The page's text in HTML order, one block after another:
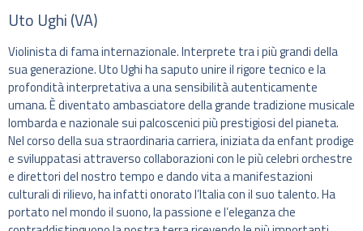
Uto Ughi (VA)
Violinista di fama internazionale. Interprete tra i più grandi della
sua generazione. Uto Ughi ha saputo unire il rigore tecnico e la
profondità interpretativa a una sensibilità autenticamente
umana. È diventato ambasciatore della grande tradizione musicale
lombarda e nazionale sui palcoscenici più prestigiosi del pianeta.
Nel corso della sua straordinaria carriera, iniziata da enfant prodige
e sviluppatasi attraverso collaborazioni con le più celebri orchestre
e direttori del nostro tempo e dando vita a manifestazioni
culturali di rilievo, ha infatti onorato l’Italia con il suo talento. Ha
portato nel mondo il suono, la passione e l’eleganza che